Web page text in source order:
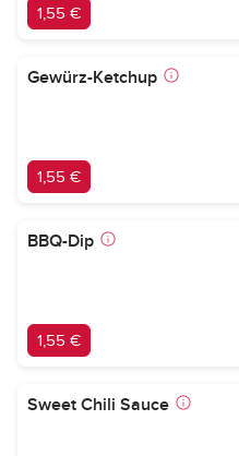
1,55 €
Gewürz-Ketchup
1,55 €
BBQ-Dip
1,55 €
Sweet Chili Sauce